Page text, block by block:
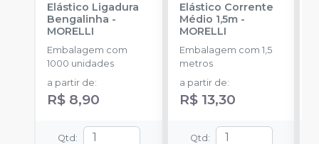
Elástico Ligadura
Bengalinha -
MORELLI
Embalagem com
1000 unidades
a partir de:
R$ 8,90
Qtd :
Elástico Corrente
Médio 1,5m-
MORELLI
Embalagem com 1,5
metros
a partir de:
R$ 13,30
Qtd :